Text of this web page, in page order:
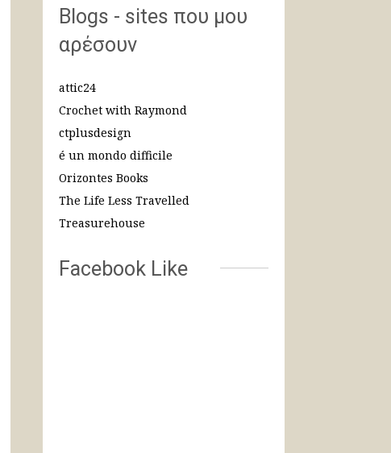
Blogs - sites που μου
αρέσουν
attic24
Crochet with Raymond
ctplusdesign
é un mondo difficile
Orizontes Books
The Life Less Travelled
Treasurehouse
Facebook Like